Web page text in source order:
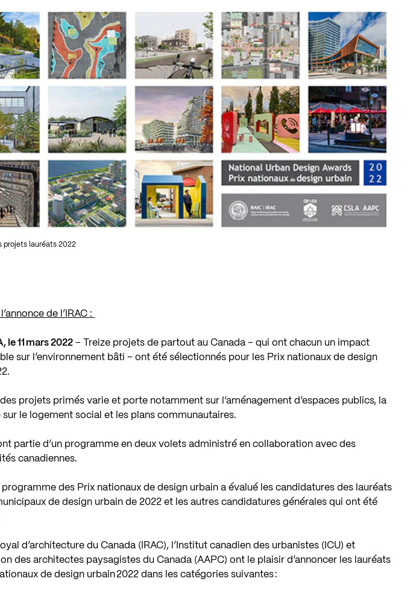
projets lauréats 2022
de l’IRAC :
le 11 mars 2022 – Treize projets de partout au Canada – qui ont chacun un impact
sur l’environnement bâti – ont été sélectionnés pour les Prix nationaux de design
projets primés varie et porte notamment sur l’aménagement d’espaces publics, la
sur le logement social et les plans communautaires.
partie d’un programme en deux volets administré en collaboration avec des
canadiennes.
programme des Prix nationaux de design urbain a évalué les candidatures des lauréats
de design urbain de 2022 et les autres candidatures générales qui ont été
d’architecture du Canada (IRAC), l’Institut canadien des urbanistes (ICU) et
des architectes paysagistes du Canada (AAPC) ont le plaisir d’annoncer les lauréats
de design urbain 2022 dans les catégories suivantes :